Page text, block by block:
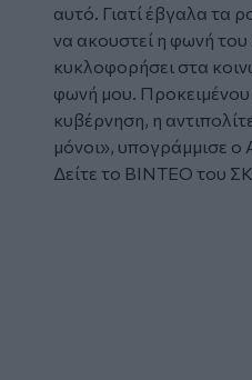
αυτό. Γιατί έβγαλα τα
να ακουστεί η φωνή
κυκλοφορήσει στα
φωνή μου. Προκειμένου
κυβέρνηση, η
μόνοι», υπογράμμισε ο
Δείτε το ΒΙΝΤΕΟ του